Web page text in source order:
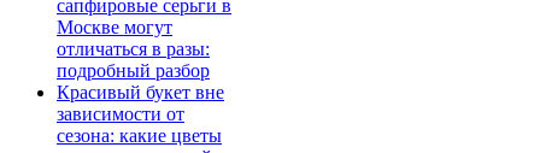
сапфировые серьги в
Москве могут
отличаться в разы:
подробный разбор
Красивый букет вне
зависимости от
сезона: какие цветы